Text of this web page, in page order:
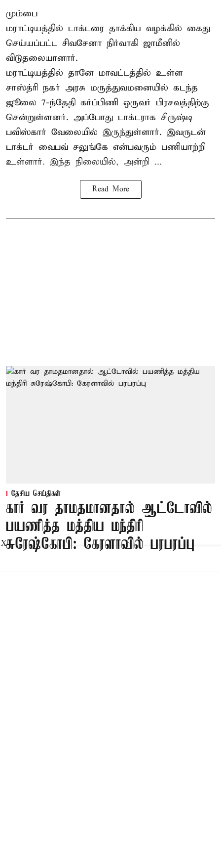
மும்பை
மராட்டியத்தில் டாக்டரை தாக்கிய வழக்கில் கைது
செய்யப்பட்ட சிவசேனா நிர்வாகி ஜாமீனில்
விடுதலையானார்.
மராட்டியத்தில் தானே மாவட்டத்தில் உள்ள
சாஸ்த்ரி நகர் அரசு மருத்துவமனையில் கடந்த
ஜூலை 7-ந்தேதி கர்ப்பிணி ஒருவர் பிரசவத்திற்கு
சென்றுள்ளனர். அப்போது டாக்டராக சிருஷ்டி
பவிஸ்கார் வேலையில் இருந்துள்ளார். இவருடன்
டாக்டர் வைபவ் சலுங்கே என்பவரும் பணியாற்றி
உள்ளார். இந்த நிலையில், அன்றி ...
Read More
தேசிய செய்திகள்
கார் வர தாமதமானதால் ஆட்டோவில்
பயணித்த மத்திய மந்திரி
சுரேஷ்கோபி: கேரளாவில் பரபரப்பு
X